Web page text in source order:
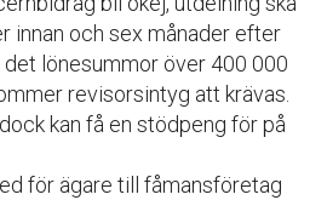
innan och sex månader efter
lönesummor över 400 000
revisorsintyg att krävas.
kan få en stödpeng för på
för ägare till fåmansföretag